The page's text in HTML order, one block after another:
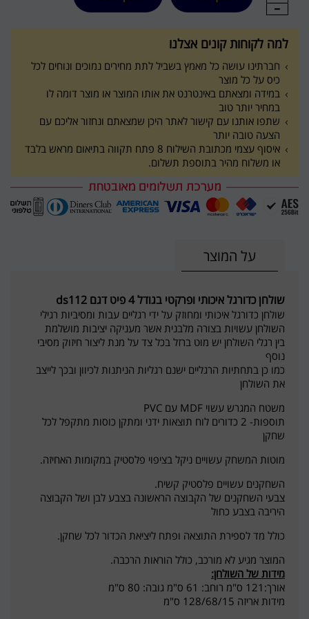
למה לקוחות קונים אצלנו
חברתינו עושה כל מאמץ בשביל לתת מחירים נמוכים ונוחים לכל
כיס על כל מוצר
במידה ומצאתם באינטרנט את אותו המוצר או מוצר דומה לו
במחיר יותר טוב
שתפו אותנו עם קישור לאתר היכן שמצאתם ונחזור אליכם עם
הצעה טובה יותר
איסוף עצמי מכתובת השילוח 8 פתח תקווה בתיאום מראש בלבד
או משלוח מהיר בתוספת תשלום.
על המוצר
שולחן כדורגל איכותי ופרקטי בגודל 4 פיט דגם ds112
שולחן כדורגל איכותי ומחוזק על ידי רגליים עבות ומסיביות רגילי
השולחן עשויות בצורה מלבנית אשר מעניקה יציבות מושלמת
בין רגלי השולחן יש מוט ברזל בכל צד על מנת ליצור חיזוק מסיבי
נוסף
כמו כן בתחתיות הרגליים ישנם רגליות הניתנות לכיוון ובכך לייצב
את השולחן
משטח המגרש עשוי MDF עם PVC
תוספות- 2 כדורים לוח תוצאות ידני ומתקן כוסות מתקפל לכל
שחקן
מוטות המשחק עשויים ניקל בציפוי פלסטיק במקומות האחיזה.
השחקנים עשויים פלסטיק קשיח.
צבעי השחקנים של הקבוצה הראשונה בצבע לבן ושל הקבוצה
היריבה בצבע כחול
כולל מד לספירת התוצאה ופתח ליציאת הכדור לכל שחקן.
המוצר מגיע לא מורכב, כולל הוראות הרכבה.
מידות של השולחן:
אורך:121 ס"מ רוחב: 61 ס"מ גובה: 80 ס"מ
מידות אריזה 128/68/15 ס"מ